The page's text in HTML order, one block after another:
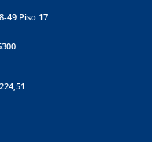
28-49 Piso 17